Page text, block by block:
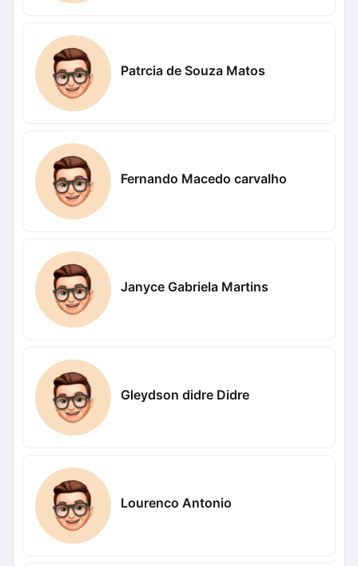
Patrcia de Souza Matos
Fernando Macedo carvalho
Janyce Gabriela Martins
Gleydson didre Didre
Lourenco Antonio